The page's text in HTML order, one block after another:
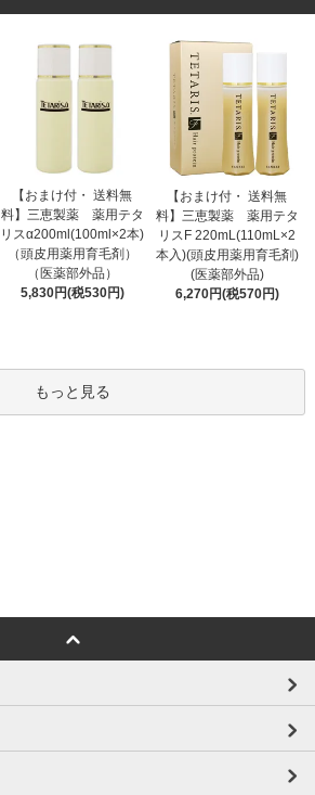
【おまけ付・ 送料無
料】三恵製薬 薬用テタ
リスα200ml(100ml×2本)
（頭皮用薬用育毛剤）
（医薬部外品）
5,830円(税530円)
【おまけ付・ 送料無
料】三恵製薬 薬用テタ
リスF 220mL(110mL×2
本入)(頭皮用薬用育毛剤)
(医薬部外品)
6,270円(税570円)
もっと見る